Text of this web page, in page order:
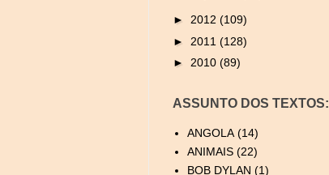
► 2012 (109)
► 2011 (128)
► 2010 (89)
ASSUNTO DOS TEXTOS:
ANGOLA (14)
ANIMAIS (22)
BOB DYLAN (1)